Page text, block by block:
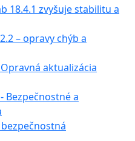
18.4.1 zvyšuje stabilitu a
– opravy chýb a
aktualizácia
Bezpečnostné a